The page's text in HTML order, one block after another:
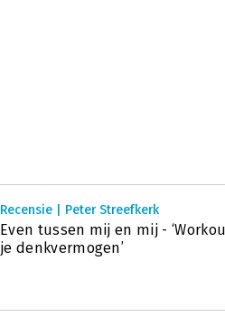
Recensie | Peter Streefkerk
Even tussen mij en mij -
je denkvermogen’